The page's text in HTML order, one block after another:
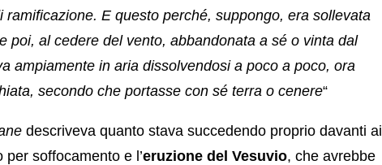
E questo perché, suppongo, era sollevata
poi, al cedere del vento, abbandonata a sé o vinta dal
ampiamente in aria dissolvendosi a poco a poco, ora
secondo che portasse con sé terra o cenere“
descriveva quanto stava succedendo proprio davanti ai
soffocamento e l’eruzione del Vesuvio, che avrebbe